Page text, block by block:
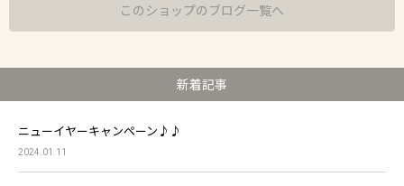
このショップのブログ一覧へ
新着記事
ニューイヤーキャンペーン♪♪
2024.01.11